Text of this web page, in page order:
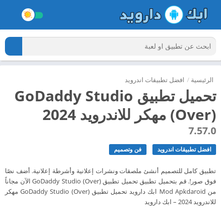
الرئيسية / افضل تطبيقات اندرويد
تحميل تطبيق GoDaddy Studio
(Over) مهكر للاندرويد 2024
7.57.0
افضل تطبيقات اندرويد فن وتصميم
تطبيق كامل للتصميم أنشئ ملصقات ونشرات إعلانية وأشرطة إعلانية. أضف نصًا
فوق صور!. قم بتحميل تطبيق تحميل تطبيق GoDaddy Studio (Over) الآن مجاناً
من Mod Apkdaroid ابك دارويد تحميل تطبيق GoDaddy Studio (Over) مهكر
للاندرويد 2024 – ابك دارويد